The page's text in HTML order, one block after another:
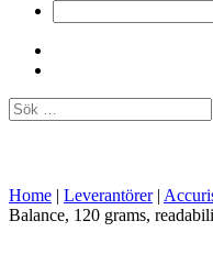
Sök
efter:
Home | Leverantörer |
Balance, 120 grams,